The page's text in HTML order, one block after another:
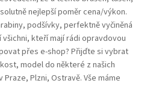
nejlepší poměr cena/výkon.
podšívky, perfektně vyčiněná
kteří mají rádi opravdovou
přes e-shop? Přijďte si vybrat
model do některé z našich
Plzni, Ostravě. Vše máme